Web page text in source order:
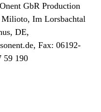
GbR Production
Im Lorsbachtal
DE,
Fax: 06192-
59 190